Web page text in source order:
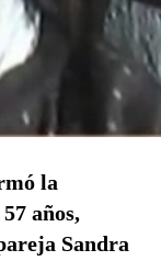
la
años,
Sandra